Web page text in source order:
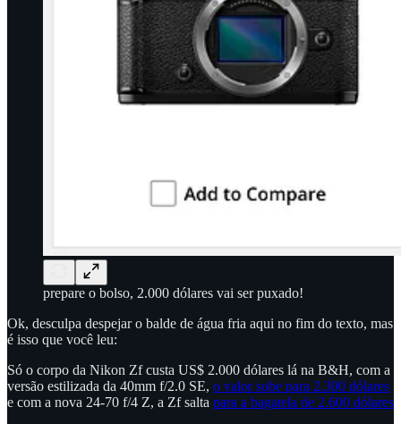
prepare o bolso, 2.000 dólares vai ser puxado!
Ok, desculpa despejar o balde de água fria aqui no fim do texto, mas
é isso que você leu:
Só o corpo da Nikon Zf custa US$ 2.000 dólares lá na B&H, com a
versão estilizada da 40mm f/2.0 SE, o valor sobe para 2.300 dólares
e com a nova 24-70 f/4 Z, a Zf salta para a bagatela de 2.600 dólares